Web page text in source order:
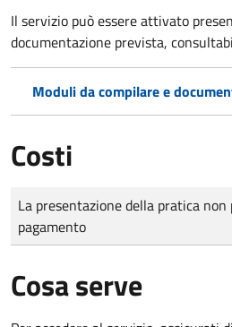
Il servizio può essere attivato
documentazione prevista,
Moduli da compilare e
Costi
Tipo di pagamento
Importo
La presentazione della pratica non
pagamento
Cosa serve